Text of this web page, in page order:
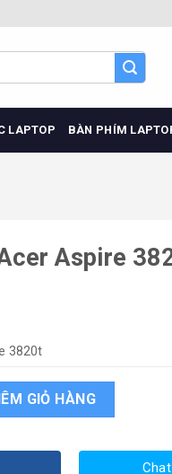
LAPTOP BÀN PHÍM
Aspire
3820t
3820t quantity
GIỎ HÀNG